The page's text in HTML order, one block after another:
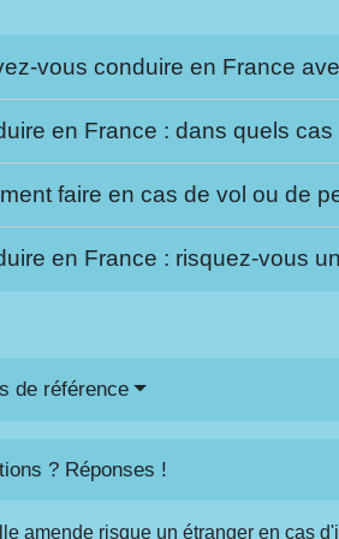
vous conduire en France
en France : dans quels
faire en cas de vol ou de
en France : risquez-vous
de référence
? Réponses !
amende risque un étranger en cas